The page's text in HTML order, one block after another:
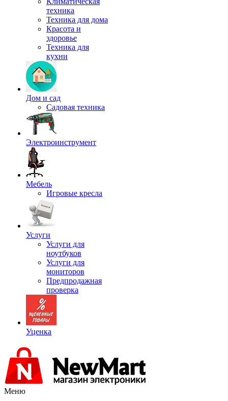
техника
Техника для дома
Красота и
здоровье
Техника для
кухни
Дом и сад
Садовая техника
Электроинструмент
Мебель
Игровые кресла
Услуги
Услуги для
ноутбуков
Услуги для
мониторов
Предпродажная
проверка
Уценка
Меню